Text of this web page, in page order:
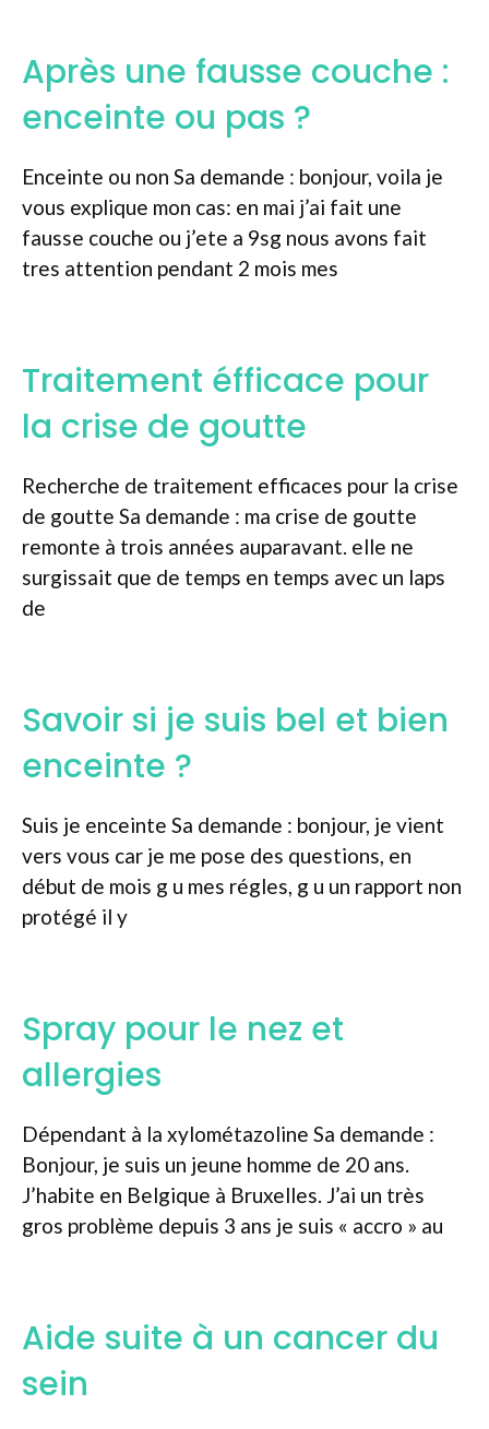
Après une fausse couche :
enceinte ou pas ?
Enceinte ou non Sa demande : bonjour, voila je
vous explique mon cas: en mai j’ai fait une
fausse couche ou j’ete a 9sg nous avons fait
tres attention pendant 2 mois mes
Traitement éfficace pour
la crise de goutte
Recherche de traitement efficaces pour la crise
de goutte Sa demande : ma crise de goutte
remonte à trois années auparavant. elle ne
surgissait que de temps en temps avec un laps
de
Savoir si je suis bel et bien
enceinte ?
Suis je enceinte Sa demande : bonjour, je vient
vers vous car je me pose des questions, en
début de mois g u mes régles, g u un rapport non
protégé il y
Spray pour le nez et
allergies
Dépendant à la xylométazoline Sa demande :
Bonjour, je suis un jeune homme de 20 ans.
J’habite en Belgique à Bruxelles. J’ai un très
gros problème depuis 3 ans je suis « accro » au
Aide suite à un cancer du
sein